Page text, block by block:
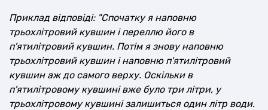
Приклад відповіді: "Спочатку я наповню
трьохлітровий кувшин і переллю його в
п'ятилітровий кувшин. Потім я знову наповню
трьохлітровий кувшин і наповню п'ятилітровий
кувшин аж до самого верху. Оскільки в
п'ятилітровому кувшині вже було три літри, у
трьохлітровому кувшині залишиться один літр води.